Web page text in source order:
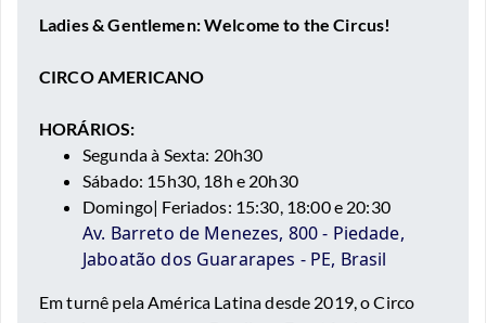
Ladies & Gentlemen: Welcome to the Circus!
CIRCO AMERICANO
HORÁRIOS:
Segunda à Sexta: 20h30
Sábado: 15h30, 18h e 20h30
Domingo| Feriados: 15:30, 18:00 e 20:30
Av. Barreto de Menezes, 800 - Piedade,
Jaboatão dos Guararapes - PE, Brasil
Em turnê pela América Latina desde 2019, o Circo